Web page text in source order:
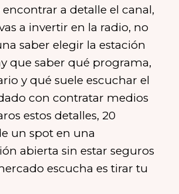
a detalle el canal,
a invertir en la radio, no
saber elegir la estación
que saber qué programa,
y qué suele escuchar el
con contratar medios
estos detalles, 20
un spot en una
abierta sin estar seguros
escucha es tirar tu